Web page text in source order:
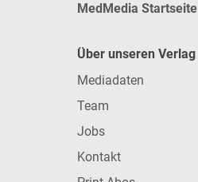
MedMedia Startseite
Über unseren Verlag
Mediadaten
Team
Jobs
Kontakt